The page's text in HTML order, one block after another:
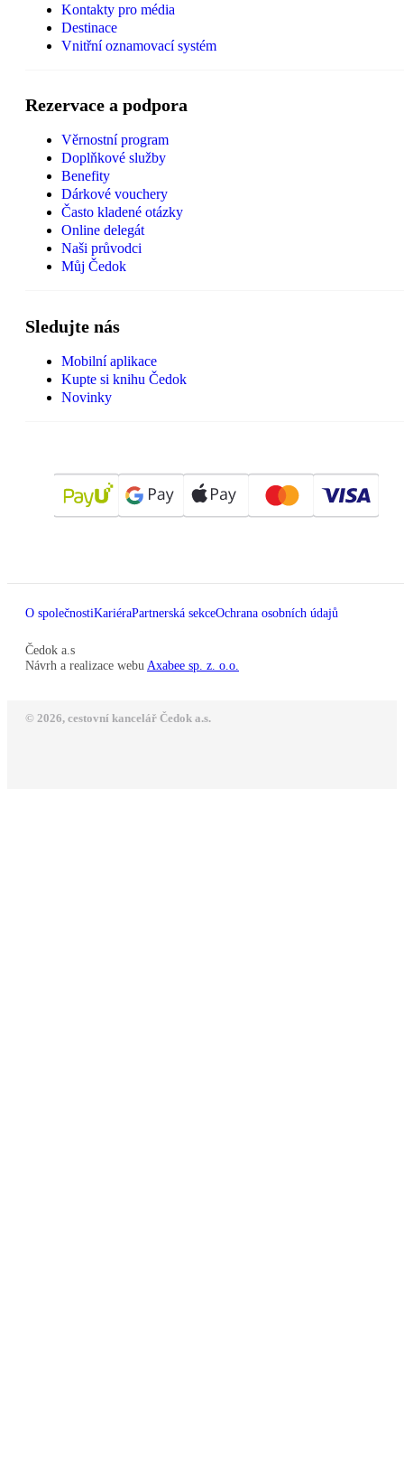
Kontakty pro média
Destinace
Vnitřní oznamovací systém
Rezervace a podpora
Věrnostní program
Doplňkové služby
Benefity
Dárkové vouchery
Často kladené otázky
Online delegát
Naši průvodci
Můj Čedok
Sledujte nás
Mobilní aplikace
Kupte si knihu Čedok
Novinky
O společnostiKariéraPartnerská sekceOchrana osobních údajů
Čedok a.s
Návrh a realizace webu Axabee sp. z. o.o.
© 2026, cestovní kancelář Čedok a.s.